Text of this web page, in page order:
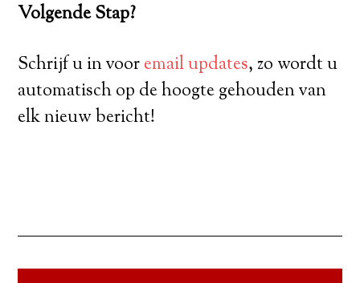
Volgende Stap?
Schrijf u in vooremail updates, zo wordt u
automatisch op de hoogte gehouden van
elk nieuw bericht!